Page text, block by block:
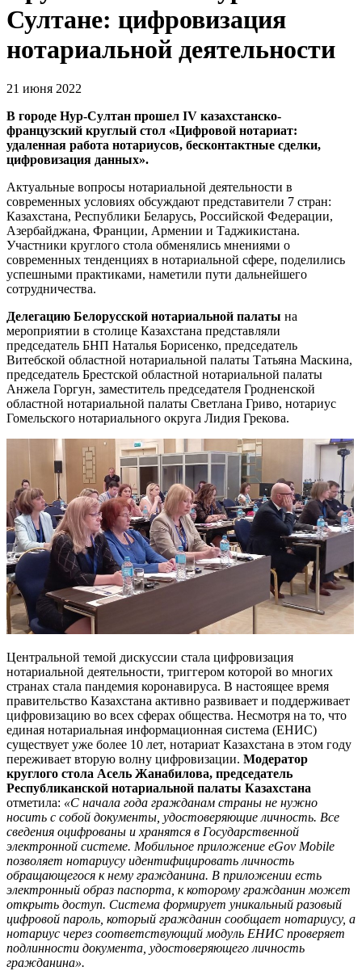
Султане: цифровизация
нотариальной деятельности
21 июня 2022
В городе Нур-Султан прошел IV казахстанско-
французский круглый стол «Цифровой нотариат:
удаленная работа нотариусов, бесконтактные сделки,
цифровизация данных».
Актуальные вопросы нотариальной деятельности в
современных условиях обсуждают представители 7 стран:
Казахстана, Республики Беларусь, Российской Федерации,
Азербайджана, Франции, Армении и Таджикистана.
Участники круглого стола обменялись мнениями о
современных тенденциях в нотариальной сфере, поделились
успешными практиками, наметили пути дальнейшего
сотрудничества.
Делегацию Белорусской нотариальной палаты на
мероприятии в столице Казахстана представляли
председатель БНП Наталья Борисенко, председатель
Витебской областной нотариальной палаты Татьяна Маскина,
председатель Брестской областной нотариальной палаты
Анжела Горгун, заместитель председателя Гродненской
областной нотариальной палаты Светлана Гриво, нотариус
Гомельского нотариального округа Лидия Грекова.
Центральной темой дискуссии стала цифровизация
нотариальной деятельности, триггером которой во многих
странах стала пандемия коронавируса. В настоящее время
правительство Казахстана активно развивает и поддерживает
цифровизацию во всех сферах общества. Несмотря на то, что
единая нотариальная информационная система (ЕНИС)
существует уже более 10 лет, нотариат Казахстана в этом году
переживает вторую волну цифровизации. Модератор
круглого стола Асель Жанабилова, председатель
Республиканской нотариальной палаты Казахстана
отметила: «С начала года гражданам страны не нужно
носить с собой документы, удостоверяющие личность. Все
сведения оцифрованы и хранятся в Государственной
электронной системе. Мобильное приложение eGov Mobile
позволяет нотариусу идентифицировать личность
обращающегося к нему гражданина. В приложении есть
электронный образ паспорта, к которому гражданин может
открыть доступ. Система формирует уникальный разовый
цифровой пароль, который гражданин сообщает нотариусу, а
нотариус через соответствующий модуль ЕНИС проверяет
подлинности документа, удостоверяющего личность
гражданина».